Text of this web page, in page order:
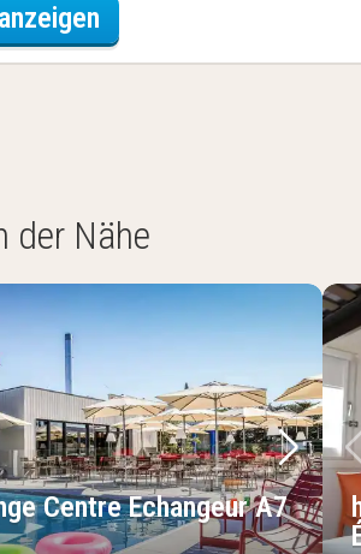
der Nähe
Bild
Centre Echangeur A7